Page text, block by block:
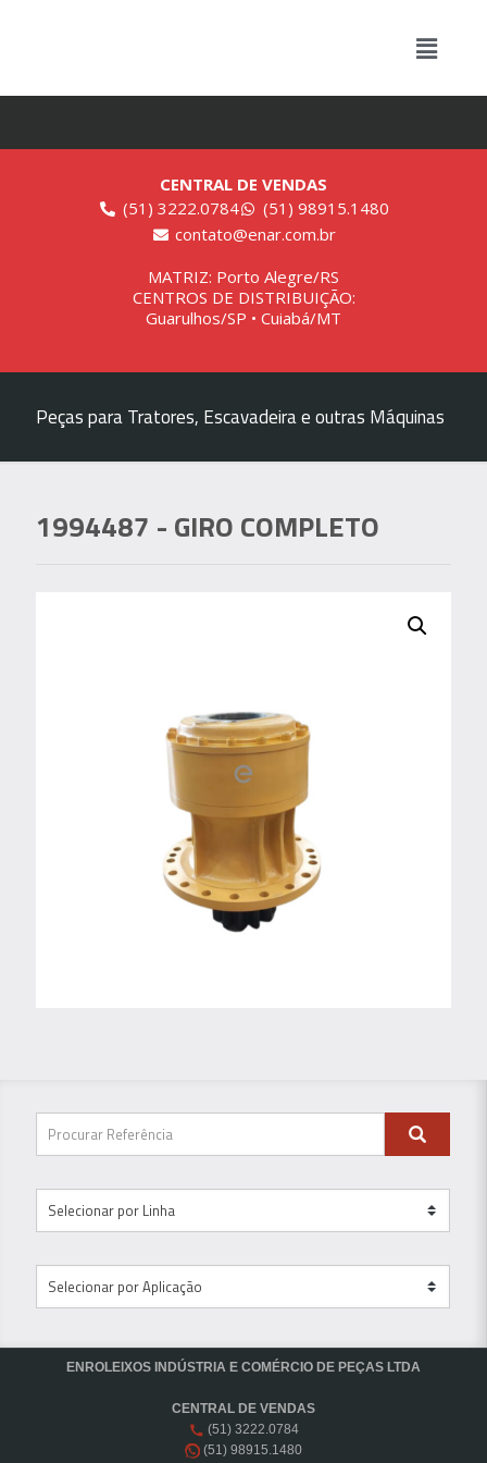
CENTRAL DE VENDAS
(51) 3222.0784
(51) 98915.1480
contato@enar.com.br
MATRIZ: Porto Alegre/RS
CENTROS DE DISTRIBUIÇÃO:
Guarulhos/SP • Cuiabá/MT
Peças para Tratores, Escavadeira e outras Máquinas
1994487 - GIRO COMPLETO
ENROLEIXOS INDÚSTRIA E COMÉRCIO DE PEÇAS LTDA
CENTRAL DE VENDAS
(51) 3222.0784
(51) 98915.1480